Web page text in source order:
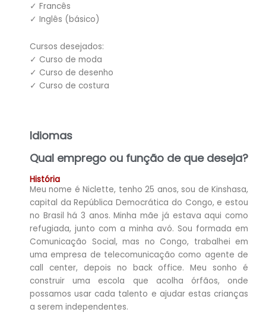
✓ Francês
✓ Inglês (básico)
Cursos desejados:
✓ Curso de moda
✓ Curso de desenho
✓ Curso de costura
Idiomas
Qual emprego ou função de que deseja?
História
Meu nome é Niclette, tenho 25 anos, sou de Kinshasa,
capital da República Democrática do Congo, e estou
no Brasil há 3 anos. Minha mãe já estava aqui como
refugiada, junto com a minha avó. Sou formada em
Comunicação Social, mas no Congo, trabalhei em
uma empresa de telecomunicação como agente de
call center, depois no back office. Meu sonho é
construir uma escola que acolha órfãos, onde
possamos usar cada talento e ajudar estas crianças
a serem independentes.